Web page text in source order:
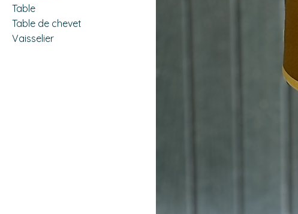
Table
Table de chevet
Vaisselier